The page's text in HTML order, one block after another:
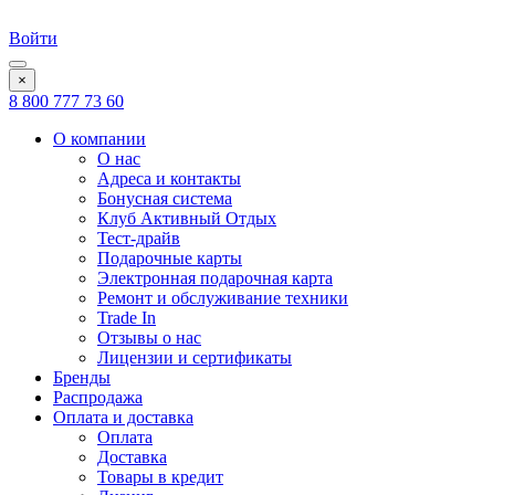
Войти
×
8 800 777 73 60
О компании
О нас
Адреса и контакты
Бонусная система
Клуб Активный Отдых
Тест-драйв
Подарочные карты
Электронная подарочная карта
Ремонт и обслуживание техники
Trade In
Отзывы о нас
Лицензии и сертификаты
Бренды
Распродажа
Оплата и доставка
Оплата
Доставка
Товары в кредит